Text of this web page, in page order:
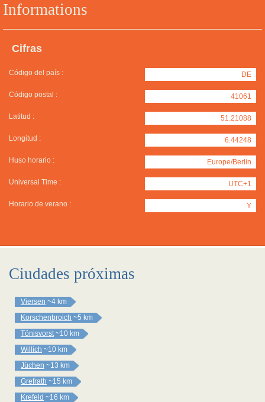
Informations
Cifras
Código del país : DE
Código postal : 41061
Latitud : 51.21088
Longitud : 6.44248
Huso horario : Europe/Berlin
Universal Time : UTC+1
Horario de verano : Y
Ciudades próximas
Viersen ~4 km
Korschenbroich ~5 km
Tönisvorst ~10 km
Willich ~10 km
Jüchen ~13 km
Grefrath ~15 km
Krefeld ~16 km